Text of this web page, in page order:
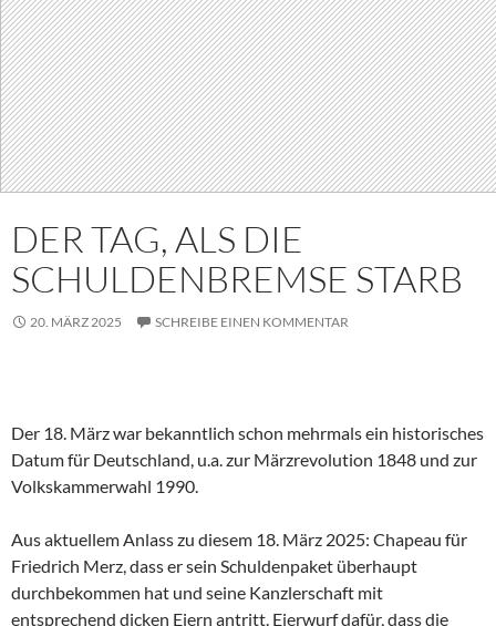
DER TAG, ALS DIE
SCHULDENBREMSE STARB
20. MÄRZ 2025 SCHREIBE EINEN KOMMENTAR
Der 18. März war bekanntlich schon mehrmals ein historisches
Datum für Deutschland, u.a. zur Märzrevolution 1848 und zur
Volkskammerwahl 1990.
Aus aktuellem Anlass zu diesem 18. März 2025: Chapeau für
Friedrich Merz, dass er sein Schuldenpaket überhaupt
durchbekommen hat und seine Kanzlerschaft mit
entsprechend dicken Eiern antritt. Eierwurf dafür, dass die